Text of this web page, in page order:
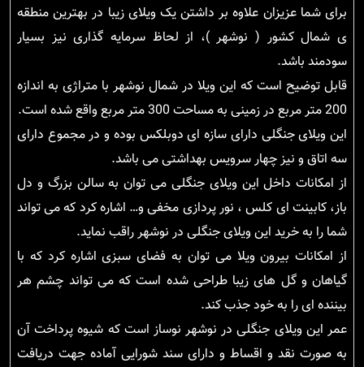
برای شما عزیزان علاوه بر داشتن یک ویلای زیبا در بهترین منطقه
ی شمال کشور ( نوشهر )، از لحاظ سرمایه گذاری نیز بسیار
سودمند باشد.
قابل توضیح است که این ویلا در شمال نوشهر با متراژی به اندازه
200 متر مربع در زمینی به مساحت 300 متر مربع واقع شده است.
این ویلای جنگلی دارای سازه ای دوبلکس بوده و در مجموع دارای
سه اتاق و نیز چهار سرویس بهداشتی می باشد.
از امکانات داخل این ویلای جنگلی می توان به سالن بزرگ و دل
باز، کابینت ای کلس ، نور پردازی مخفی و… اشاره کرد که می تواند
شما را به خرید این ویلای جنگلی در نوشهر راقب نماید.
از امکانات بیرون ویلا می توان به فضای سبزی اشاره کرد که با
گیاهان و گل های زیبا طراحی شده است که می تواند چشم هر
بیننده ای را به خود جذب کند.
عمر این ویلای جنگلی در نوشهر نوساز است که شیوه پرداخت آن
به صورت نقد و اقساط و دارای سند شورایی آماده جهت دریافت